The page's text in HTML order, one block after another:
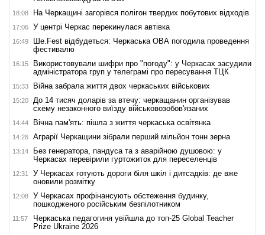
18:08 На Черкащині загорівся полігон твердих побутових відходів
17:06 У центрі Черкас перекинулася автівка
16:49
Ше.Fest відбудеться: Черкаська ОВА погодила проведення
фестивалю
16:15
Використовували шифри про "погоду": у Черкасах засудили
адміністратора груп у телеграмі про пересування ТЦК
15:33 Війна забрала життя двох черкаських військових
15:20
До 14 тисяч доларів за втечу: черкащанин організував
схему незаконного виїзду військовозобов'язаних
14:44 Вічна пам'ять: пішла з життя черкаська освітянка
14:26 Аграрії Черкащини зібрали перший мільйон тонн зерна
13:14
Без генератора, пандуса та з аварійною душовою: у
Черкасах перевірили гуртожиток для переселенців
12:31
У Черкасах готують дороги біля шкіл і дитсадків: де вже
оновили розмітку
12:08
У Черкасах профінансують обстеження будинку,
пошкодженого російським безпілотником
11:57
Черкаська педагогиня увійшла до топ-25 Global Teacher
Prize Ukraine 2026